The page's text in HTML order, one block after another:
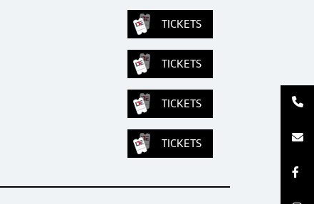
TICKETS
TICKETS
TICKETS
TICKETS